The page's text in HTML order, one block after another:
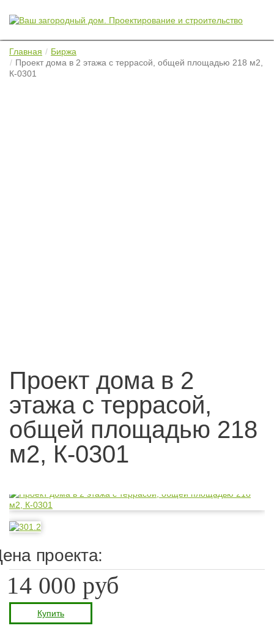
Главная
Биржа
Проект дома в 2 этажа с террасой, общей площадью 218 м2,
К-0301
Проект дома в 2
этажа с террасой,
общей площадью 218
м2, К-0301
проекта:
14 000 руб
Купить